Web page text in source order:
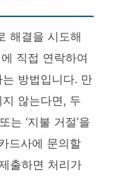
해결을 시도해
직접 연락하여
방법입니다. 만
않는다면, 두
는 ‘지불 거절’을
드사에 문의할
출하면 처리가